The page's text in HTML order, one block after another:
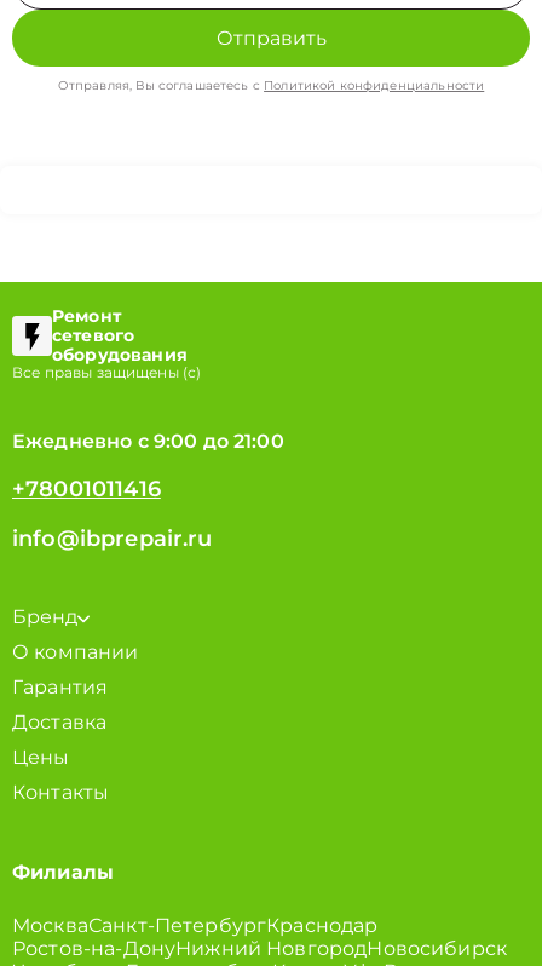
Отправить
Отправляя, Вы соглашаетесь с Политикой конфиденциальности
Ремонт
сетевого
оборудования
Все правы защищены (с)
Ежедневно с 9:00 до 21:00
+78001011416
info@ibprepair.ru
Бренд
О компании
Гарантия
Доставка
Цены
Контакты
Филиалы
МоскваСанкт-ПетербургКраснодар
Ростов-на-ДонуНижний НовгородНовосибирск